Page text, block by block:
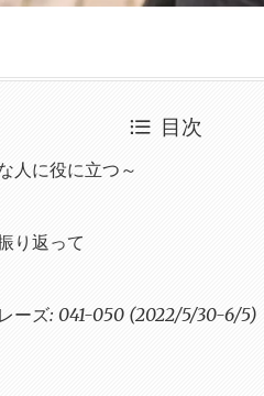
目次
人に役に立つ～
り返って
ーズ: 041-050 (2022/5/30-6/5)